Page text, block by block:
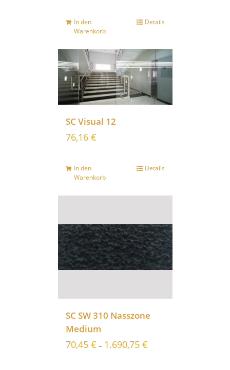
In den
Warenkorb
Details
SC Visual 12
76,16 €
In den
Warenkorb
Details
SC SW 310 Nasszone
Medium
70,45 € – 1.690,75 €